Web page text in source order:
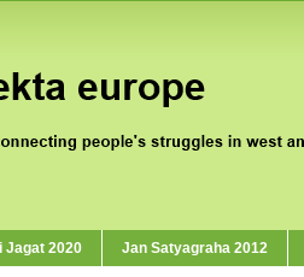
Jagat 2020 Jan Satyagraha 2012